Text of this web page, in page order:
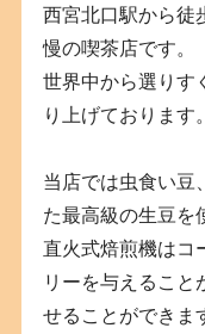
西宮北口駅から徒
慢の喫茶店です。
世界中から選りす
り上げております。
当店では虫食い豆
た最高級の生豆を
直火式焙煎機はコ
リーを与えること
せることができま